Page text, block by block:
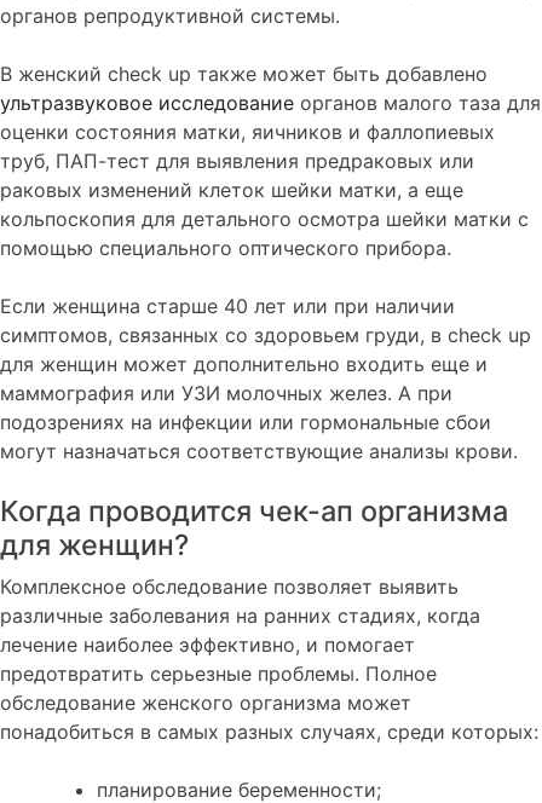
органов репродуктивной системы.
В женский check up также может быть добавлено
ультразвуковое исследование органов малого таза для
оценки состояния матки, яичников и фаллопиевых
труб, ПАП-тест для выявления предраковых или
раковых изменений клеток шейки матки, а еще
кольпоскопия для детального осмотра шейки матки с
помощью специального оптического прибора.
Если женщина старше 40 лет или при наличии
симптомов, связанных со здоровьем груди, в check up
для женщин может дополнительно входить еще и
маммография или УЗИ молочных желез. А при
подозрениях на инфекции или гормональные сбои
могут назначаться соответствующие анализы крови.
Когда проводится чек-ап организма
для женщин?
Комплексное обследование позволяет выявить
различные заболевания на ранних стадиях, когда
лечение наиболее эффективно, и помогает
предотвратить серьезные проблемы. Полное
обследование женского организма может
понадобиться в самых разных случаях, среди которых:
планирование беременности;